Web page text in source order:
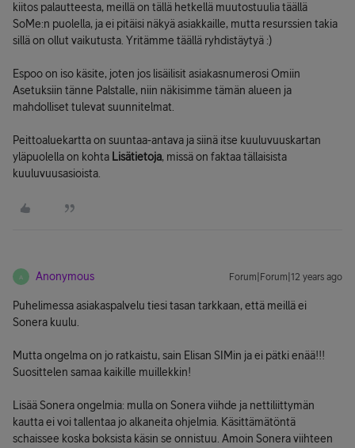
kiitos palautteesta, meillä on tällä hetkellä muutostuulia täällä
SoMe:n puolella, ja ei pitäisi näkyä asiakkaille, mutta resurssien takia
sillä on ollut vaikutusta. Yritämme täällä ryhdistäytyä :)
Espoo on iso käsite, joten jos lisäilisit asiakasnumerosi Omiin
Asetuksiin tänne Palstalle, niin näkisimme tämän alueen ja
mahdolliset tulevat suunnitelmat.
Peittoaluekartta on suuntaa-antava ja siinä itse kuuluvuuskartan
yläpuolella on kohta Lisätietoja, missä on faktaa tällaisista
kuuluvuusasioista.
A Anonymous Forum|Forum|12 years ago
Puhelimessa asiakaspalvelu tiesi tasan tarkkaan, että meillä ei
Sonera kuulu.
Mutta ongelma on jo ratkaistu, sain Elisan SIMin ja ei pätki enää!!!
Suosittelen samaa kaikille muillekkin!
Lisää Sonera ongelmia: mulla on Sonera viihde ja nettiliittymän
kautta ei voi tallentaa jo alkaneita ohjelmia. Käsittämätöntä
schaissee koska boksista käsin se onnistuu. Amoin Sonera viihteen